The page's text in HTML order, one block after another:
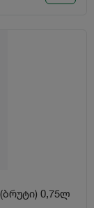
0,75ლ